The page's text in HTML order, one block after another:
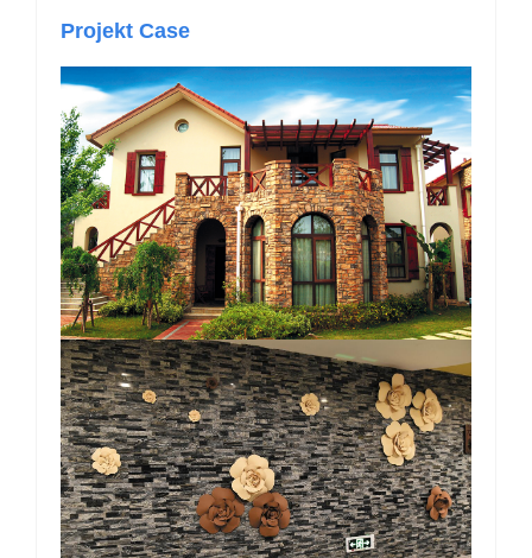
Projekt Case